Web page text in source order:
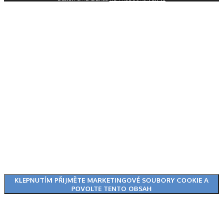
KLEPNUTÍM PŘIJMĚTE MARKETINGOVÉ SOUBORY COOKIE A
POVOLTE TENTO OBSAH